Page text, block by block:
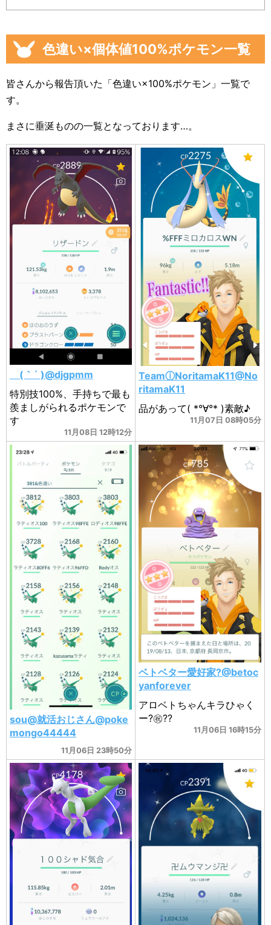
色違い×個体値100%ポケモン一覧
皆さんから報告頂いた「色違い×100%ポケモン」一覧で
す。
まさに垂涎ものの一覧となっております…。
ゞ(｀´ )@djgpmm
特別技100%、手持ちで最も
羨ましがられるポケモンで
す
11月08日 12時12分
TeamⓘNoritamaK11@No
ritamaK11
品があって( *°∀°* )素敵♪
11月07日 08時05分
sou@就活おじさん@poke
mongo44444
11月06日 23時50分
ベトベター愛好家?@betoc
yanforever
アロベトちゃんキラひゃく
ー?㊗️??
11月06日 16時15分